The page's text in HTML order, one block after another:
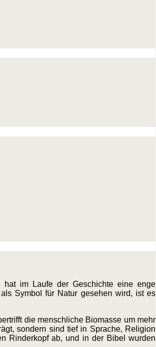
im Laufe der Geschichte eine enge
Symbol für Natur gesehen wird, ist es
die menschliche Biomasse um mehr
sondern sind tief in Sprache, Religion
Rinderkopf ab, und in der Bibel wurden